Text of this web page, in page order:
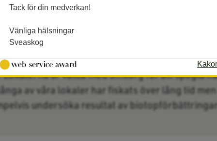
hur produktionen är över en längre tid så
är valda med omsorg för att spegla
av våra lokaler har fiskats över lång tid
undersöka resultat av biotopförbättringar.
Tack för din medverkan!
Vänliga hälsningar
Sveaskog
Kakor